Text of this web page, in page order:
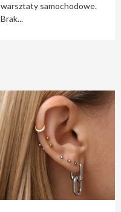
warsztaty samochodowe.
Brak...